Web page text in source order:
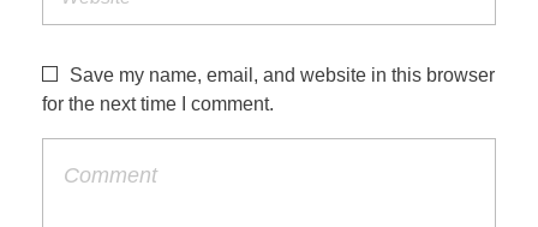
Save my name, email, and website in this browser
for the next time I comment.